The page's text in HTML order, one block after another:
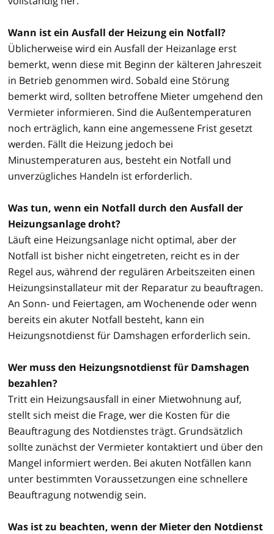
Wann ist ein Ausfall der Heizung ein Notfall?
Üblicherweise wird ein Ausfall der Heizanlage erst
bemerkt, wenn diese mit Beginn der kälteren Jahreszeit
in Betrieb genommen wird. Sobald eine Störung
bemerkt wird, sollten betroffene Mieter umgehend den
Vermieter informieren. Sind die Außentemperaturen
noch erträglich, kann eine angemessene Frist gesetzt
werden. Fällt die Heizung jedoch bei
Minustemperaturen aus, besteht ein Notfall und
unverzügliches Handeln ist erforderlich.
Was tun, wenn ein Notfall durch den Ausfall der
Heizungsanlage droht?
Läuft eine Heizungsanlage nicht optimal, aber der
Notfall ist bisher nicht eingetreten, reicht es in der
Regel aus, während der regulären Arbeitszeiten einen
Heizungsinstallateur mit der Reparatur zu beauftragen.
An Sonn- und Feiertagen, am Wochenende oder wenn
bereits ein akuter Notfall besteht, kann ein
Heizungsnotdienst für Damshagen erforderlich sein.
Wer muss den Heizungsnotdienst für Damshagen
bezahlen?
Tritt ein Heizungsausfall in einer Mietwohnung auf,
stellt sich meist die Frage, wer die Kosten für die
Beauftragung des Notdienstes trägt. Grundsätzlich
sollte zunächst der Vermieter kontaktiert und über den
Mangel informiert werden. Bei akuten Notfällen kann
unter bestimmten Voraussetzungen eine schnellere
Beauftragung notwendig sein.
Was ist zu beachten, wenn der Mieter den Notdienst